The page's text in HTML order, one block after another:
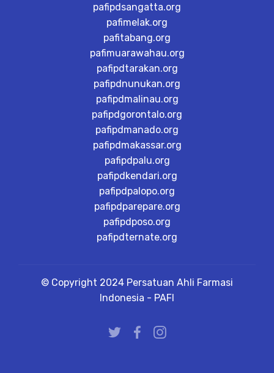
pafipdsangatta.org
pafimelak.org
pafitabang.org
pafimuarawahau.org
pafipdtarakan.org
pafipdnunukan.org
pafipdmalinau.org
pafipdgorontalo.org
pafipdmanado.org
pafipdmakassar.org
pafipdpalu.org
pafipdkendari.org
pafipdpalopo.org
pafipdparepare.org
pafipdposo.org
pafipdternate.org
© Copyright 2024 Persatuan Ahli Farmasi
Indonesia - PAFI